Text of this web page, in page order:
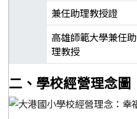
兼任助理教授證
高雄師範大學兼任助
理教授
二、學校經營理念圖